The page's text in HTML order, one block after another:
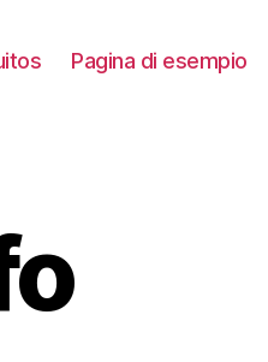
Pagina di esempio